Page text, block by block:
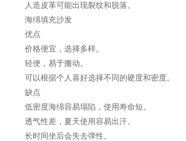
人造皮革可能出现裂纹和脱落。
海绵填充沙发
优点
价格便宜，选择多样。
轻便，易于搬动。
可以根据个人喜好选择不同的硬度和密度。
缺点
低密度海绵容易塌陷，使用寿命短。
透气性差，夏天使用容易出汗。
长时间坐后会失去弹性。